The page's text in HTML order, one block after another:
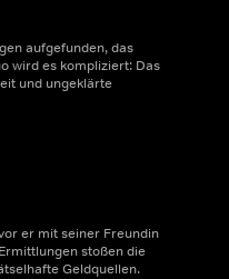
aufgefunden, das
wird es kompliziert: Das
und ungeklärte
er mit seiner Freundin
stoßen die
Geldquellen.